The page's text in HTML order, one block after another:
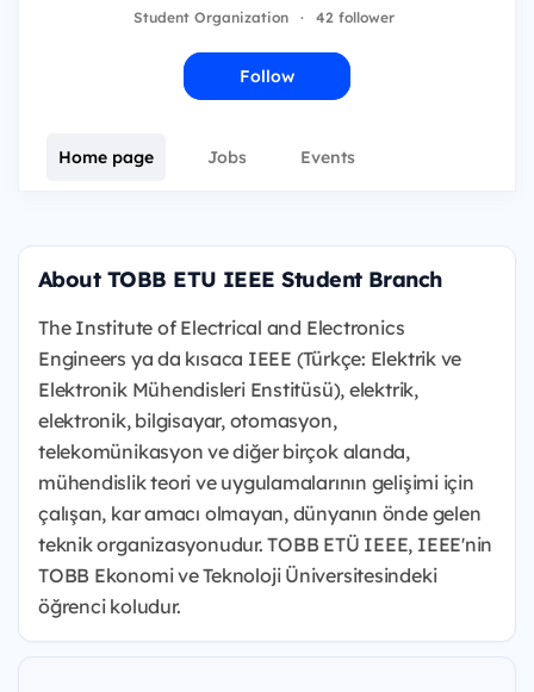
Student Organization · 42 follower
Follow
Home page Jobs Events
About TOBB ETU IEEE Student Branch
The Institute of Electrical and Electronics
Engineers ya da kısaca IEEE (Türkçe: Elektrik ve
Elektronik Mühendisleri Enstitüsü), elektrik,
elektronik, bilgisayar, otomasyon,
telekomünikasyon ve diğer birçok alanda,
mühendislik teori ve uygulamalarının gelişimi için
çalışan, kar amacı olmayan, dünyanın önde gelen
teknik organizasyonudur. TOBB ETÜ IEEE, IEEE'nin
TOBB Ekonomi ve Teknoloji Üniversitesindeki
öğrenci koludur.